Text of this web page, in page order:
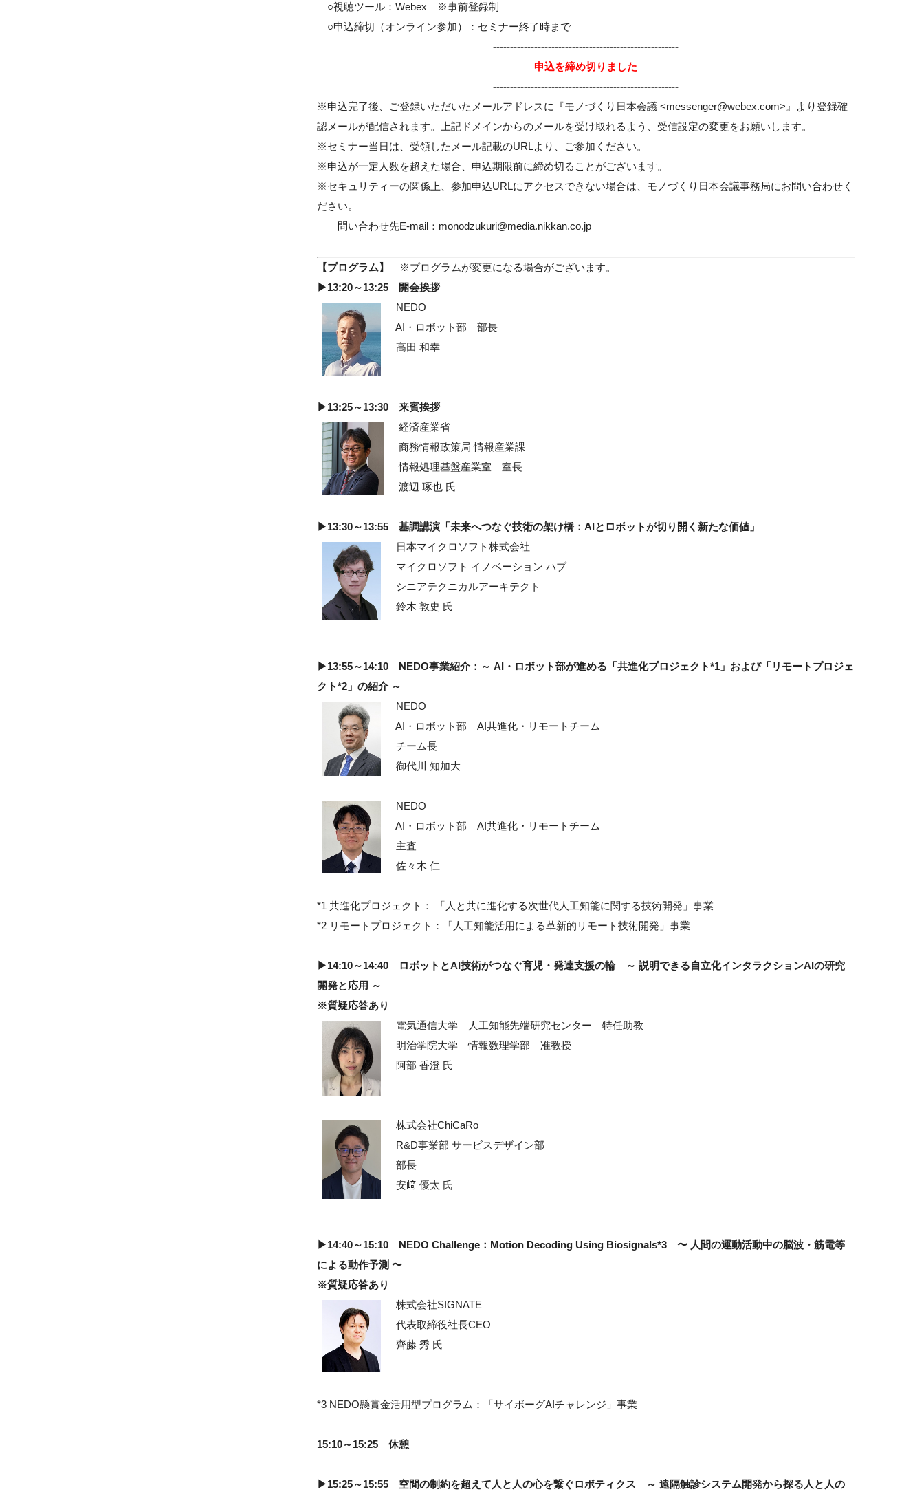
○視聴ツール：Webex ※事前登録制
○申込締切（オンライン参加）：セミナー終了時まで
------------------------------------------------------
申込を締め切りました
------------------------------------------------------
※申込完了後、ご登録いただいたメールアドレスに『モノづくり日本会議 <messenger@webex.com>』より登録確
認メールが配信されます。上記ドメインからのメールを受け取れるよう、受信設定の変更をお願いします。
※セミナー当日は、受領したメール記載のURLより、ご参加ください。
※申込が一定人数を超えた場合、申込期限前に締め切ることがございます。
※セキュリティーの関係上、参加申込URLにアクセスできない場合は、モノづくり日本会議事務局にお問い合わせく
ださい。
問い合わせ先E-mail：monodzukuri@media.nikkan.co.jp
【プログラム】
※プログラムが変更になる場合がございます。
▶13:20～13:25 開会挨拶
NEDO
AI・ロボット部 部長
高田 和幸
▶13:25～13:30 来賓挨拶
経済産業省
商務情報政策局 情報産業課
情報処理基盤産業室 室長
渡辺 琢也 氏
▶13:30～13:55 基調講演「未来へつなぐ技術の架け橋：AIとロボットが切り開く新たな価値」
日本マイクロソフト株式会社
マイクロソフト イノベーション ハブ
シニアテクニカルアーキテクト
鈴木 敦史 氏
▶13:55～14:10 NEDO事業紹介：～ AI・ロボット部が進める「共進化プロジェクト*1」および「リモートプロジェ
クト*2」の紹介 ～
NEDO
AI・ロボット部 AI共進化・リモートチーム
チーム長
御代川 知加大
NEDO
AI・ロボット部 AI共進化・リモートチーム
主査
佐々木 仁
*1 共進化プロジェクト： 「人と共に進化する次世代人工知能に関する技術開発」事業
*2 リモートプロジェクト：「人工知能活用による革新的リモート技術開発」事業
▶14:10～14:40
ロボットとAI技術がつなぐ育児・発達支援の輪 ～ 説明できる自立化インタラクションAIの研究
開発と応用 ～
※質疑応答あり
電気通信大学 人工知能先端研究センター 特任助教
明治学院大学 情報数理学部 准教授
阿部 香澄 氏
株式会社ChiCaRo
R&D事業部 サービスデザイン部
部長
安﨑 優太 氏
▶14:40～15:10
NEDO Challenge：Motion Decoding Using Biosignals*3 〜 人間の運動活動中の脳波・筋電等
による動作予測 〜
※質疑応答あり
株式会社SIGNATE
代表取締役社長CEO
齊藤 秀 氏
*3 NEDO懸賞⾦活⽤型プログラム：「サイボーグAIチャレンジ」事業
15:10～15:25 休憩
▶15:25～15:55 空間の制約を超えて人と人の心を繋ぐロボティクス ～ 遠隔触診システム開発から探る人と人の